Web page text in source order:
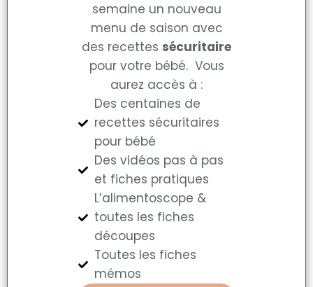
semaine un nouveau
menu de saison avec
des recettes sécuritaire
pour votre bébé. Vous
aurez accès à :
Des centaines de
recettes sécuritaires
pour bébé
Des vidéos pas à pas
et fiches pratiques
L’alimentoscope &
toutes les fiches
découpes
Toutes les fiches
mémos